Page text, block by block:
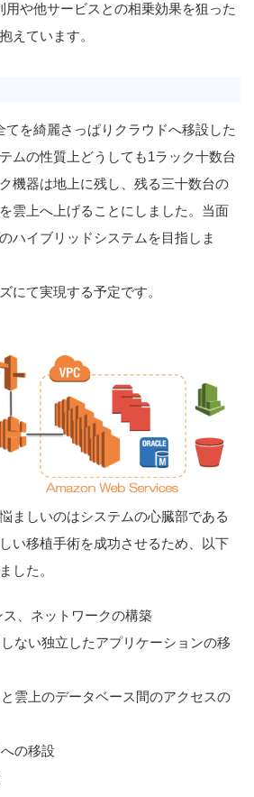
用や他サービスとの相乗効果を狙った
えています。
てを綺麗さっぱりクラウドへ移設した
ムの性質上どうしても1ラック十数台
機器は地上に残し、残る三十数台の
雲上へ上げることにしました。当面
ハイブリッドシステムを目指しま
にて実現する予定です。
ましいのはシステムの心臓部である
い移植手術を成功させるため、以下
した。
、ネットワークの構築
ない独立したアプリケーションの移
雲上のデータベース間のアクセスの
の移設